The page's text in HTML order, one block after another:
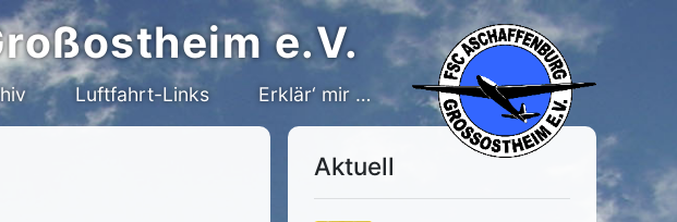
e.V.
Luftfahrt-Links Erklär‘ mir …
Aktuell